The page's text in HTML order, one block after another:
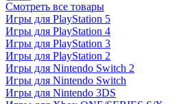
Смотреть все товары
Игры для PlayStation 5
Игры для PlayStation 4
Игры для PlayStation 3
Игры для PlayStation 2
Игры для Nintendo Switch 2
Игры для Nintendo Switch
Игры для Nintendo 3DS